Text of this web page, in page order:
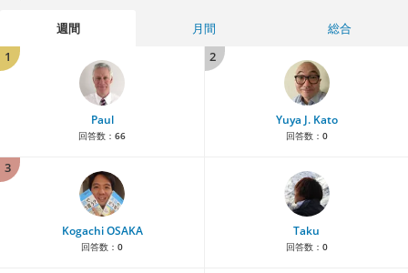
週間 月間
総合
1
Paul
回答数： 66
2
Yuya J. Kato
回答数： 0
3
Kogachi OSAKA
回答数： 0
Taku
回答数： 0